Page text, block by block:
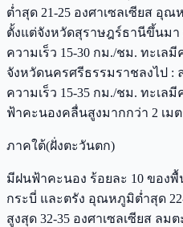
ต่ำสุด 21-25 องศาเซลเซียส อุณ
ตั้งแต่จังหวัดสุราษฎร์ธานีขึ้นมา
ความเร็ว 15-30 กม./ชม. ทะเล
จังหวัดนครศรีธรรมราชลงไป :
ความเร็ว 15-35 กม./ชม. ทะเล
ฟ้าคะนองคลื่นสูงมากกว่า 2 เม
ภาคใต้(ฝั่งตะวันตก)
มีฝนฟ้าคะนอง ร้อยละ 10 ของ
กระบี่ และตรัง อุณหภูมิต่ำสุด
สูงสุด 32-35 องศาเซลเซียส ลม